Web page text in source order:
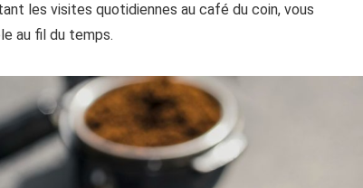
les visites quotidiennes au café du coin, vous
au fil du temps.